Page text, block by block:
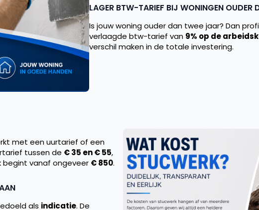
LAGER BTW-TARIEF BIJ WONINGEN OUDER
Is jouw woning ouder dan twee jaar? Dan
verlaagde btw-tarief van 9% op de
verschil maken in de totale investering.
met een uurtarief of een
tussen de € 35 en € 55,
begint vanaf ongeveer € 850.
als indicatie. De